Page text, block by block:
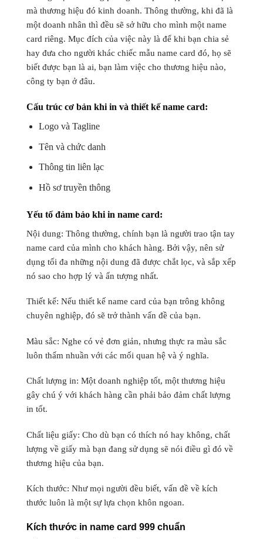
mà thương hiệu đó kinh doanh. Thông thường, khi đã là
một doanh nhân thì đều sẽ sở hữu cho mình một name
card riêng. Mục đích của việc này là để khi bạn chia sẻ
hay đưa cho người khác chiếc mẫu name card đó, họ sẽ
biết được bạn là ai, bạn làm việc cho thương hiệu nào,
công ty bạn ở đâu.
Cấu trúc cơ bản khi in và thiết kế name card:
Logo và Tagline
Tên và chức danh
Thông tin liên lạc
Hồ sơ truyền thông
Yếu tố đảm bảo khi in name card:
Nội dung: Thông thường, chính bạn là người trao tận tay
name card của mình cho khách hàng. Bởi vậy, nên sử
dụng tối đa những nội dung đã được chắt lọc, và sắp xếp
nó sao cho hợp lý và ấn tượng nhất.
Thiết kế: Nếu thiết kế name card của bạn trông không
chuyên nghiệp, đó sẽ trở thành vấn đề của bạn.
Màu sắc: Nghe có vẻ đơn giản, nhưng thực ra màu sắc
luôn thấm nhuần với các mối quan hệ và ý nghĩa.
Chất lượng in: Một doanh nghiệp tốt, một thương hiệu
gây chú ý với khách hàng cần phải bảo đảm chất lượng
in tốt.
Chất liệu giấy: Cho dù bạn có thích nó hay không, chất
lượng về giấy mà bạn đang sử dụng sẽ nói điều gì đó về
thương hiệu của bạn.
Kích thước: Như mọi người đều biết, vấn đề về kích
thước luôn là một sự lựa chọn khôn ngoan.
Kích thước in name card 999 chuẩn